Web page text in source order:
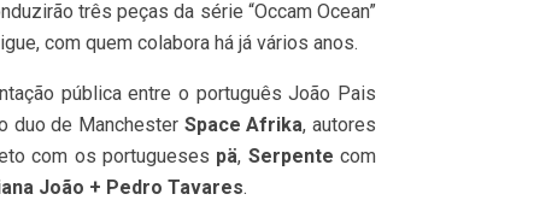
três peças da série “Occam Ocean”
com quem colabora há já vários anos.
pública entre o português João Pais
duo de Manchester Space Afrika, autores
com os portugueses pä, Serpente com
João + Pedro Tavares.